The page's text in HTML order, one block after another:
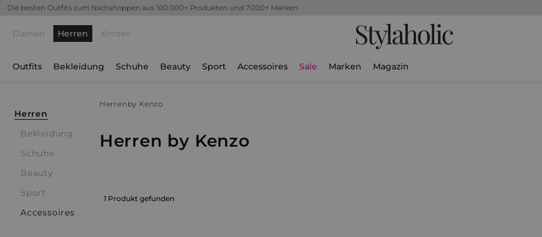
Die besten Outfits zum Nachshoppen aus 100.000+ Produkten und 7.000+ Marken
Damen Herren Kinder Stylaholic
Outfits Bekleidung Schuhe Beauty Sport Accessoires Sale Marken Magazin
Herren
Bekleidung
Schuhe
Beauty
Sport
Accessoires
Herren by Kenzo
Herren by Kenzo
1 Produkt gefunden